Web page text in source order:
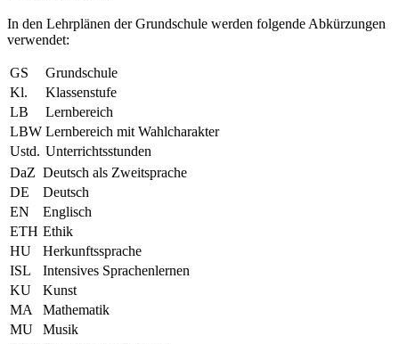
In den Lehrplänen der Grundschule werden folgende Abkürzungen
verwendet:
GS
Grundschule
Kl.
Klassenstufe
LB
Lernbereich
LBW Lernbereich mit Wahlcharakter
Ustd. Unterrichtsstunden
DaZ Deutsch als Zweitsprache
DE
Deutsch
EN
Englisch
ETH Ethik
HU
Herkunftssprache
ISL
Intensives Sprachenlernen
KU
Kunst
MA
Mathematik
MU
Musik